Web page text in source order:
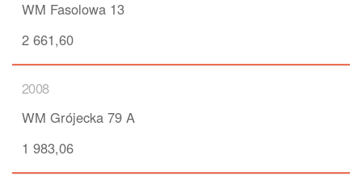
WM Fasolowa 13
2 661,60
2008
WM Grójecka 79 A
1 983,06